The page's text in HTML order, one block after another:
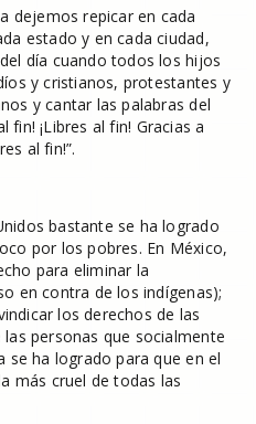
dejemos repicar en cada
estado y en cada ciudad,
día cuando todos los hijos
y cristianos, protestantes y
y cantar las palabras del
fin! ¡Libres al fin! Gracias a
al fin!”.
bastante se ha logrado
por los pobres. En México,
para eliminar la
en contra de los indígenas);
los derechos de las
personas que socialmente
se ha logrado para que en el
más cruel de todas las